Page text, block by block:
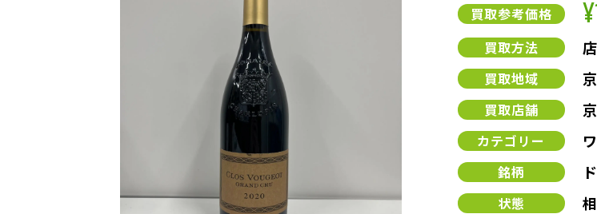
買取参考価格
買取方法
買取地域
買取店舗
カテゴリー
銘柄
状態